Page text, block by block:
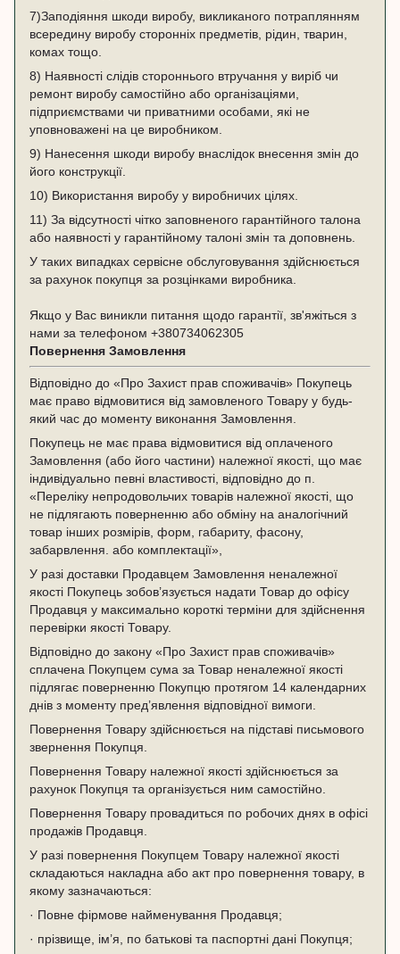
7)Заподіяння шкоди виробу, викликаного потраплянням
всередину виробу сторонніх предметів, рідин, тварин,
комах тощо.
8) Наявності слідів стороннього втручання у виріб чи
ремонт виробу самостійно або організаціями,
підприємствами чи приватними особами, які не
уповноважені на це виробником.
9) Нанесення шкоди виробу внаслідок внесення змін до
його конструкції.
10) Використання виробу у виробничих цілях.
11) За відсутності чітко заповненого гарантійного талона
або наявності у гарантійному талоні змін та доповнень.
У таких випадках сервісне обслуговування здійснюється
за рахунок покупця за розцінками виробника.
Якщо у Вас виникли питання щодо гарантії, зв'яжіться з
нами за телефоном +380734062305
Повернення Замовлення
Відповідно до «Про Захист прав споживачів» Покупець
має право відмовитися від замовленого Товару у будь-
який час до моменту виконання Замовлення.
Покупець не має права відмовитися від оплаченого
Замовлення (або його частини) належної якості, що має
індивідуально певні властивості, відповідно до п.
«Переліку непродовольчих товарів належної якості, що
не підлягають поверненню або обміну на аналогічний
товар інших розмірів, форм, габариту, фасону,
забарвлення. або комплектації»,
У разі доставки Продавцем Замовлення неналежної
якості Покупець зобов’язується надати Товар до офісу
Продавця у максимально короткі терміни для здійснення
перевірки якості Товару.
Відповідно до закону «Про Захист прав споживачів»
сплачена Покупцем сума за Товар неналежної якості
підлягає поверненню Покупцю протягом 14 календарних
днів з моменту пред’явлення відповідної вимоги.
Повернення Товару здійснюється на підставі письмового
звернення Покупця.
Повернення Товару належної якості здійснюється за
рахунок Покупця та організується ним самостійно.
Повернення Товару провадиться по робочих днях в офісі
продажів Продавця.
У разі повернення Покупцем Товару належної якості
складаються накладна або акт про повернення товару, в
якому зазначаються:
· Повне фірмове найменування Продавця;
· прізвище, ім’я, по батькові та паспортні дані Покупця;